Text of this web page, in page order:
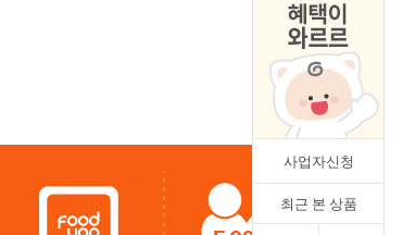
사업자신청
최근 본 상품